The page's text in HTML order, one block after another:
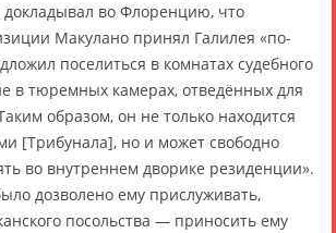
докладывал во Флоренцию, что
Макулано принял Галилея «по-
поселиться в комнатах судебного
в тюремных камерах, отведённых для
образом, он не только находится
[Трибунала], но и может свободно
во внутреннем дворике резиденции».
дозволено ему прислуживать,
посольства — приносить ему